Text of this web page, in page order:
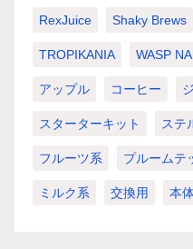
RexJuice Shaky Brews
TROPIKANIA WASP
アップル コーヒー
スターターキット ステ
フルーツ系 プルームテ
ミルク系 交換用 本